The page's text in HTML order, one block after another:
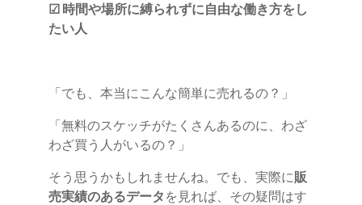
☑ 時間や場所に縛られずに自由な働き方をし
たい人
「でも、本当にこんな簡単に売れるの？」
「無料のスケッチがたくさんあるのに、わざ
わざ買う人がいるの？」
そう思うかもしれませんね。でも、実際に販
売実績のあるデータ を見れば、その疑問はす